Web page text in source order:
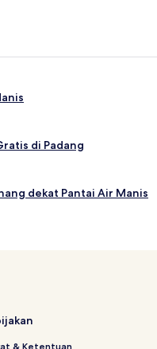
di Padang
dekat Pantai Air Manis
& Ketentuan